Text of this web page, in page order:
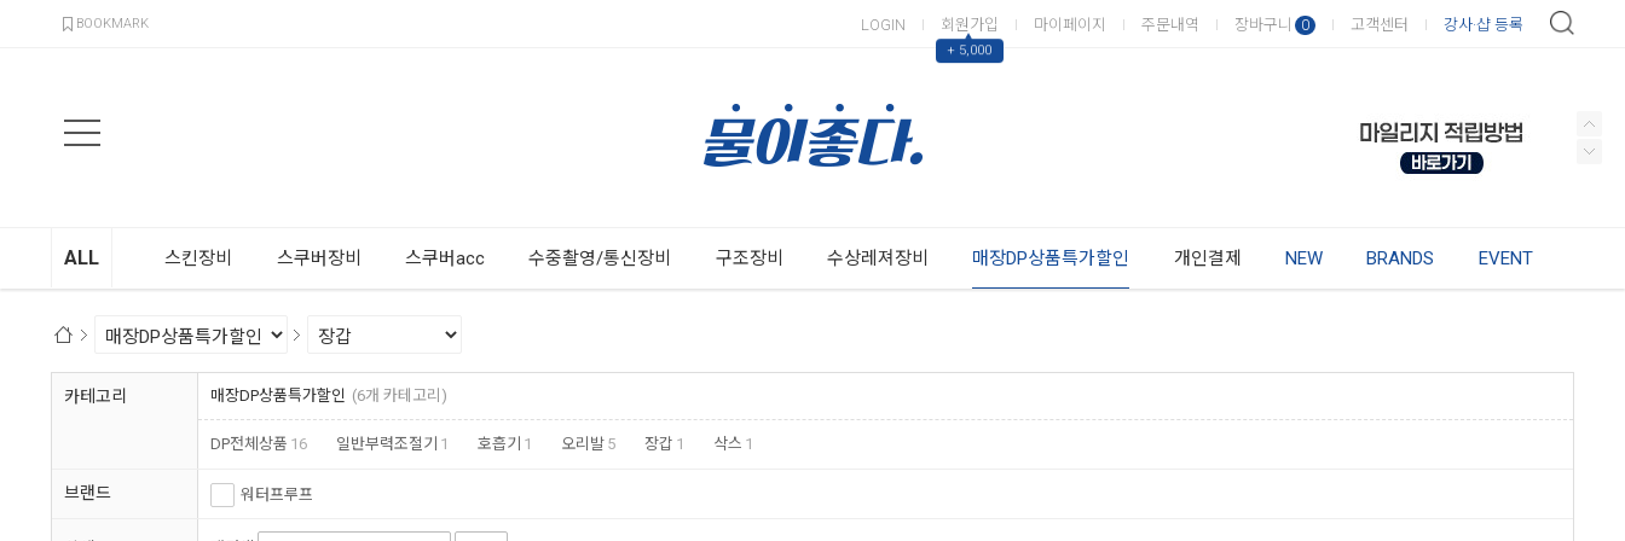
BOOKMARK LOGIN 회원가입
▲
+ 5,000
마이페이지 주문내역 장바구니 0 고객센터 강사·샵 등록
ALL 스킨장비 스쿠버장비 스쿠버acc 수중촬영/통신장비 구조장비 수상레져장비 매장DP상품특가할인 개인결제 NEW BRANDS EVENT
카테고리 매장DP상품특가할인 (6개 카테고리)
DP전체상품 16 일반부력조절기 1 호흡기 1 오리발 5 장갑 1 삭스 1
브랜드 워터프루프